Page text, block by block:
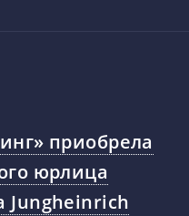
приобрела
юрлица
Jungheinrich